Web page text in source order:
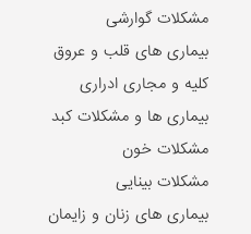
مشکلات گوارشی
بیماری های قلب و عروق
کلیه و مجاری ادراری
بیماری ها و مشکلات کبد
مشکلات خون
مشکلات بینایی
بیماری های زنان و زایمان